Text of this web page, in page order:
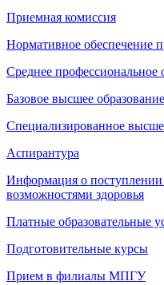
Приемная комиссия
Нормативное обеспечение
Среднее профессиональное
Базовое высшее
Специализированное
Аспирантура
Информация о
возможностями здоровья
Платные образовательные
Подготовительные курсы
Прием в филиалы МПГУ